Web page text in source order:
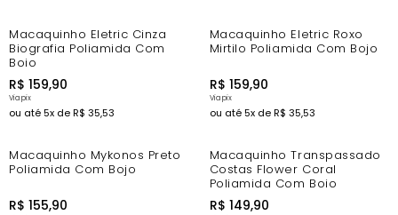
Macaquinho Eletric Cinza
Biografia Poliamida Com
Bojo
R$ 159,90
ou até5x deR$ 35,53
Macaquinho Eletric Roxo
Mirtilo Poliamida Com Bojo
R$ 159,90
ou até5x deR$ 35,53
Macaquinho Mykonos Preto
Poliamida Com Bojo
R$ 155,90
Macaquinho Transpassado
Costas Flower Coral
Poliamida Com Bojo
R$ 149,90